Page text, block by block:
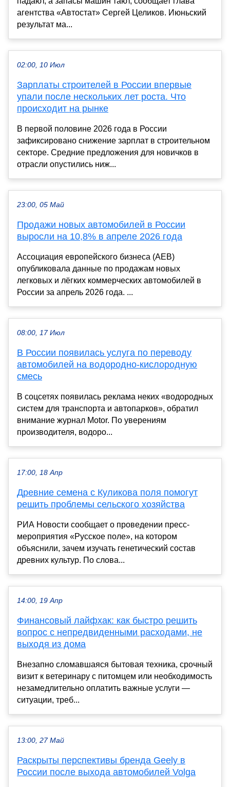
агентства «Автостат» Сергей Целиков. Июньский
результат ма...
02:00, 10 Июл
Зарплаты строителей в России впервые
упали после нескольких лет роста. Что
происходит на рынке
В первой половине 2026 года в России
зафиксировано снижение зарплат в строительном
секторе. Средние предложения для новичков в
отрасли опустились ниж...
23:00, 05 Май
Продажи новых автомобилей в России
выросли на 10,8% в апреле 2026 года
Ассоциация европейского бизнеса (AEB)
опубликовала данные по продажам новых
легковых и лёгких коммерческих автомобилей в
России за апрель 2026 года. ...
08:00, 17 Июл
В России появилась услуга по переводу
автомобилей на водородно-кислородную
смесь
В соцсетях появилась реклама неких «водородных
систем для транспорта и автопарков», обратил
внимание журнал Motor. По уверениям
производителя, водоро...
17:00, 18 Апр
Древние семена с Куликова поля помогут
решить проблемы сельского хозяйства
РИА Новости сообщает о проведении пресс-
мероприятия «Русское поле», на котором
объяснили, зачем изучать генетический состав
древних культур. По слова...
14:00, 19 Апр
Финансовый лайфхак: как быстро решить
вопрос с непредвиденными расходами, не
выходя из дома
Внезапно сломавшаяся бытовая техника, срочный
визит к ветеринару с питомцем или необходимость
незамедлительно оплатить важные услуги —
ситуации, треб...
13:00, 27 Май
Раскрыты перспективы бренда Geely в
России после выхода автомобилей Volga